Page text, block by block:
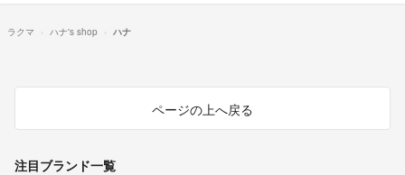
ラクマ ハナ's shop ハナ
ページの上へ戻る
注目ブランド一覧